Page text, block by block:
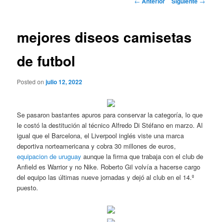
mejores diseos camisetas
de futbol
Posted onjulio 12, 2022
Se pasaron bastantes apuros para conservar la categoría, lo que
le costó la destitución al técnico Alfredo Di Stéfano en marzo. Al
igual que el Barcelona, el Liverpool inglés viste una marca
deportiva norteamericana y cobra 30 millones de euros,
equipacion de uruguay aunque la firma que trabaja con el club de
Anfield es Warrior y no Nike. Roberto Gil volvía a hacerse cargo
del equipo las últimas nueve jornadas y dejó al club en el 14.º
puesto.